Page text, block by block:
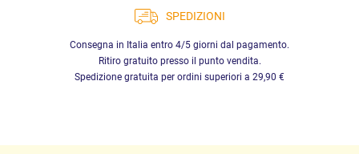
SPEDIZIONI
Consegna in Italia entro 4/5 giorni dal pagamento.
Ritiro gratuito presso il punto vendita.
Spedizione gratuita per ordini superiori a 29,90 €